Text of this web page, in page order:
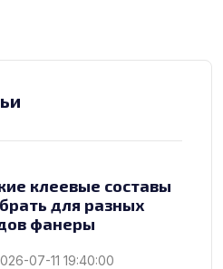
клеевые составы
для разных
фанеры
07-11 19:40:00